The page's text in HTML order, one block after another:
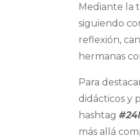
Mediante la
siguiendo
reflexión,
hermanas
Para
didácticos y
hashtag
más allá